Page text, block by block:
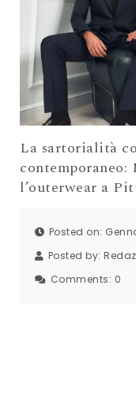
La sartorialità
l’outerwear a
Posted on:
Posted by:
Comments: 0